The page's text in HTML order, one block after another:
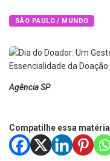
SÃO PAULO / MUNDO
Agência SP
Compatilhe essa matéria